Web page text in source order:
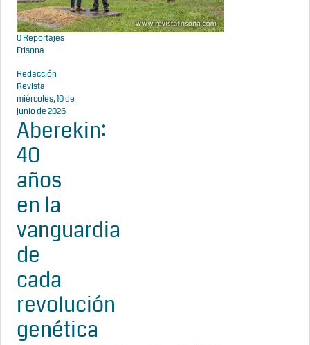
0Reportajes
Frisona
Redacción
Revista
miércoles, 10 de
junio de 2026
Aberekin:
40
años
en la
vanguardia
de
cada
revolución
genética